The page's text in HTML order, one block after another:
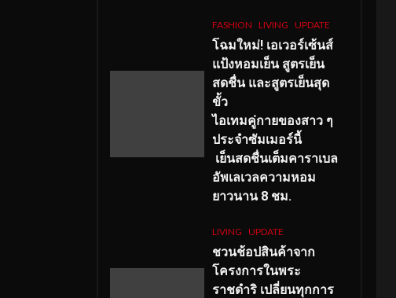
FASHION LIVING UPDATE
โฉมใหม่! เอเวอร์เซ้นส์
แป้งหอมเย็น สูตรเย็น
สดชื่น และสูตรเย็นสุด
ขั้ว
ไอเทมคู่กายของสาว ๆ
ประจำซัมเมอร์นี้
เย็นสดชื่นเต็มคาราเบล
อัพเลเวลความหอม
ยาวนาน 8 ชม.
LIVING UPDATE
ชวนช้อปสินค้าจาก
โครงการในพระ
ราชดำริ เปลี่ยนทุกการ